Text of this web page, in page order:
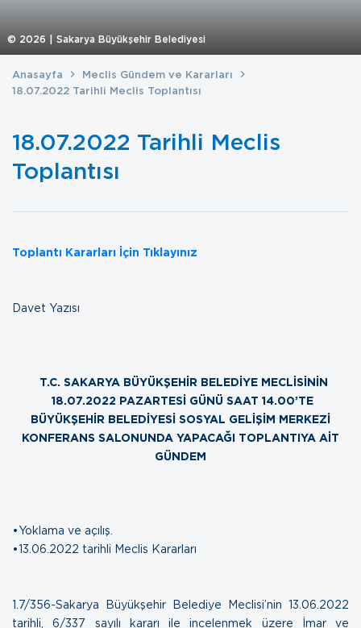
© 2026 | Sakarya Büyükşehir Belediyesi
Anasayfa
Meclis Gündem ve Kararları
18.07.2022 Tarihli Meclis Toplantısı
18.07.2022 Tarihli Meclis
Toplantısı
Toplantı Kararları İçin Tıklayınız
Davet Yazısı
T.C. SAKARYA BÜYÜKŞEHİR BELEDİYE MECLİSİNİN
18.07.2022 PAZARTESİ GÜNÜ SAAT 14.00’TE
BÜYÜKŞEHİR BELEDİYESİ SOSYAL GELİŞİM MERKEZİ
KONFERANS SALONUNDA YAPACAĞI TOPLANTIYA AİT
GÜNDEM
•Yoklama ve açılış.
•13.06.2022 tarihli Meclis Kararları
1.7/356-Sakarya Büyükşehir Belediye Meclisi’nin 13.06.2022
tarihli, 6/337 sayılı kararı ile incelenmek üzere İmar ve